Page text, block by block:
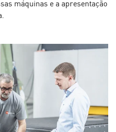
máquinas e a apresentação